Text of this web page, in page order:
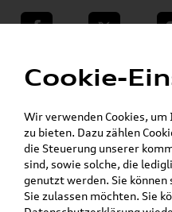
teilen Twitter
VW Shop - VW
VW Zubehör »
Gummifußmatten »
Original VW Caddy
Vorne 2K1061502A
Cookie-
Wir verwenden Cookies,
zu bieten. Dazu zählen
die Steuerung unserer
sind, sowie solche, die
genutzt werden. Sie
Sie zulassen möchten. Sie